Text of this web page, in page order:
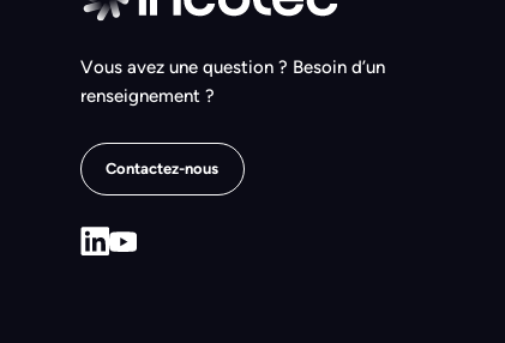
Vous avez une question ? Besoin d’un
renseignement ?
Contactez-nous